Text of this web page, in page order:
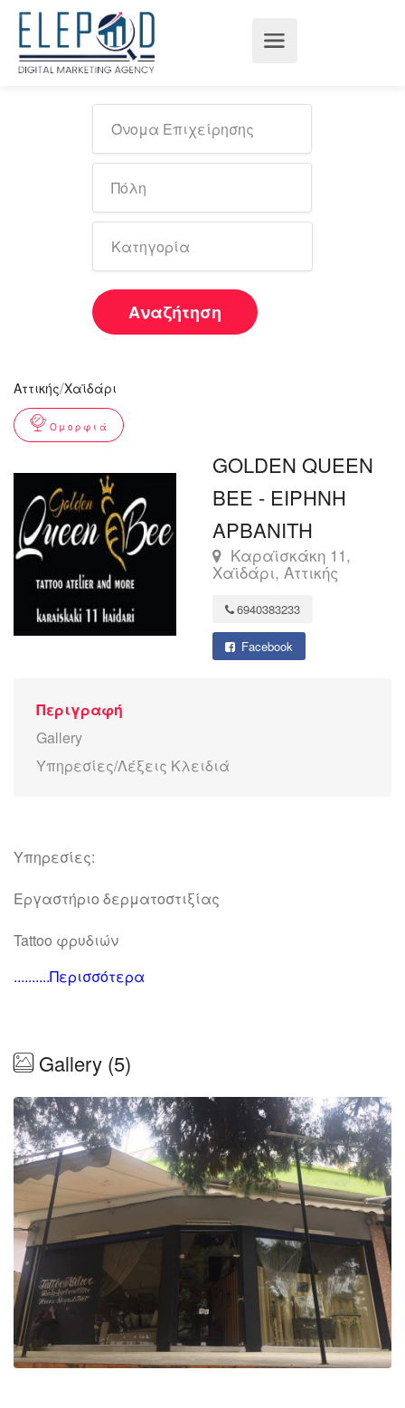
Αναζήτηση
Αττικής/Χαϊδάρι
Ομορφιά
GOLDEN QUEEN
BEE - ΕΙΡΗΝΗ
ΑΡΒΑΝΙΤΗ
Καραϊσκάκη 11,
Χαϊδάρι, Αττικής
6940383233
Facebook
Περιγραφή
Gallery
Υπηρεσίες/Λέξεις Κλειδιά
Υπηρεσίες:
Εργαστήριο δερματοστιξίας
Tattoo φρυδιών
Καλλυντικά
..........Περισσότερα
Gallery (5)